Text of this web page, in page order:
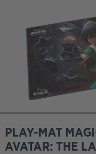
PLAY-MAT
AVATAR: THE